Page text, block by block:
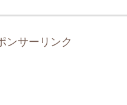
ンサーリンク